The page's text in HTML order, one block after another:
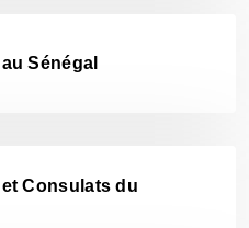
Sénégal
Consulats du